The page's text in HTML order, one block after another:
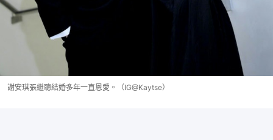
謝安琪張繼聰結婚多年一直恩愛。（IG@Kaytse）